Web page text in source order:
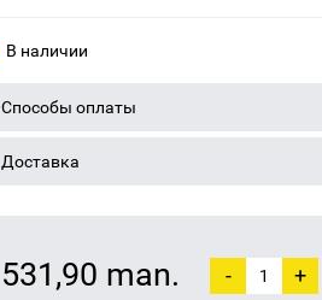
В наличии
Способы оплаты
Доставка
531,90 man. - +